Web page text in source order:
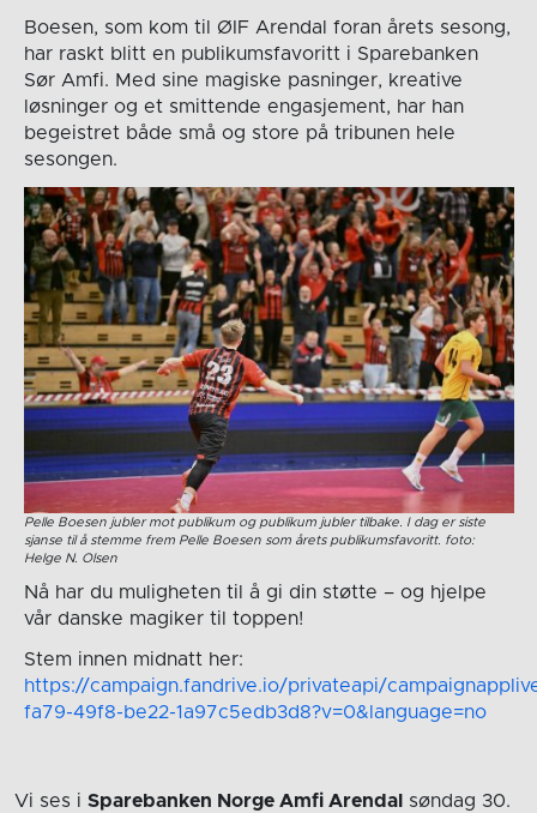
Boesen, som kom til ØIF Arendal foran årets sesong,
har raskt blitt en publikumsfavoritt i Sparebanken
Sør Amfi. Med sine magiske pasninger, kreative
løsninger og et smittende engasjement, har han
begeistret både små og store på tribunen hele
sesongen.
Pelle Boesen jubler mot publikum og publikum jubler tilbake. I dag er siste
sjanse til å stemme frem Pelle Boesen som årets publikumsfavoritt. foto:
Helge N. Olsen
Nå har du muligheten til å gi din støtte – og hjelpe
vår danske magiker til toppen!
Stem innen midnatt her:
https://campaign.fandrive.io/privateapi/
fa79-49f8-be22-1a97c5edb3d8?v=0&language=no
Vi ses i Sparebanken Norge Amfi Arendal
søndag 30.